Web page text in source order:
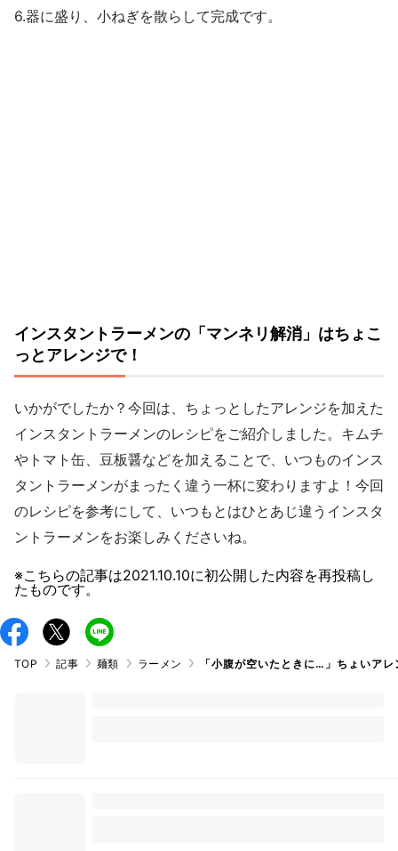
6.器に盛り、小ねぎを散らして完成です。
インスタントラーメンの「マンネリ解消」はちょこ
っとアレンジで！
いかがでしたか？今回は、ちょっとしたアレンジを加えた
インスタントラーメンのレシピをご紹介しました。キムチ
やトマト缶、豆板醤などを加えることで、いつものインス
タントラーメンがまったく違う一杯に変わりますよ！今回
のレシピを参考にして、いつもとはひとあじ違うインスタ
ントラーメンをお楽しみくださいね。
※こちらの記事は2021.10.10に初公開した内容を再投稿し
たものです。
TOP 記事 麺類 ラーメン 「小腹が空いたときに…」ちょいア